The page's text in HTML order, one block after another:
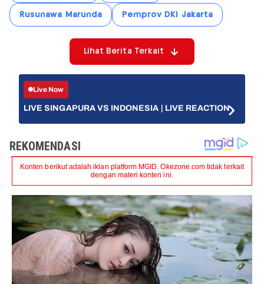
Rusunawa Marunda Pemprov DKI Jakarta
Lihat Berita Terkait
Live Now
LIVE SINGAPURA VS INDONESIA | LIVE REACTION